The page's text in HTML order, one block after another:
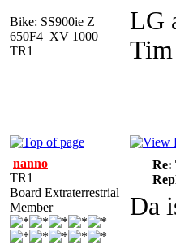
Bike: SS900ie Z
650F4 XV 1000
TR1
LG
Tim
nanno
TR1
Board Extraterrestrial
Member
Re:
Da